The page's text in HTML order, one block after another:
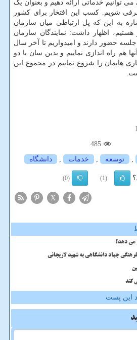
توانیم خدماتی ارائه دهیم و بعنوان یک
شویم. کسب این افتخار برای کشور
به این که پل ارتباطی میان سازمان
اظهار داشت: نمایندگان سازمان
حضور دارند و امیدواریم تا آخر سال
هم راه اندازی نماییم و بدین سان با دو
هایمان را شروع نماییم در مجموع این
485
, توسعه , خدمات , دانشگاه
(1)
(0)
X
می دهد؟
جهاد دانشگاهی به شهید لاریجانی
کند
این پست